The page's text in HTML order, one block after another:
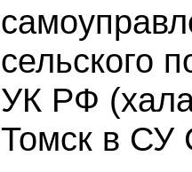
сельского
УК РФ
Томск в СУ